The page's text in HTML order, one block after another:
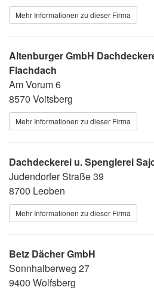
Mehr Informationen zu dieser Firma
Altenburger GmbH
Flachdach
Am Vorum 6
8570 Voitsberg
Mehr Informationen zu dieser Firma
Dachdeckerei u. Spenglerei
Judendorfer Straße 39
8700 Leoben
Mehr Informationen zu dieser Firma
Betz Dächer GmbH
Sonnhalberweg 27
9400 Wolfsberg